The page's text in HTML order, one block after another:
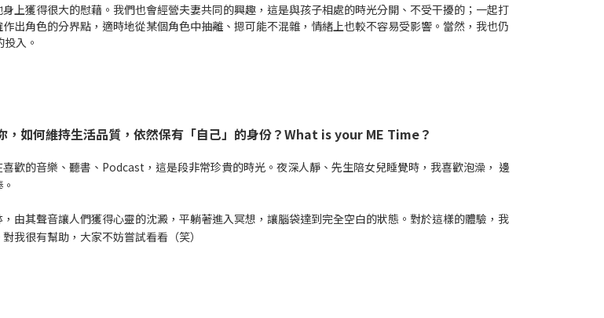
上獲得很大的慰藉。我們也會經營夫妻共同的興趣，這是與孩子相處的時光分開、不受干擾的；一起打
出角色的分界點，適時地從某個角色中抽離、摁可能不混雜，情緒上也較不容易受影響。當然，我也仍
入。
如何維持生活品質，依然保有「自己」的身份？What is your ME Time？
歡的音樂、聽書、Podcast，這是段非常珍貴的時光。夜深人靜、先生陪女兒睡覺時，我喜歡泡澡， 邊
由其聲音讓人們獲得心靈的沈澱，平躺著進入冥想，讓腦袋達到完全空白的狀態。對於這樣的體驗，我
我很有幫助，大家不妨嘗試看看（笑）